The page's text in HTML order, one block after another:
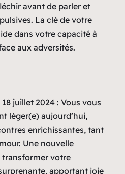
avant de parler et
La clé de votre
dans votre capacité à
aux adversités.
juillet 2024 : Vous vous
léger(e) aujourd’hui,
enrichissantes, tant
Une nouvelle
votre
apportant joie